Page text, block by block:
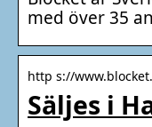
med över 35
http s://
Säljes i